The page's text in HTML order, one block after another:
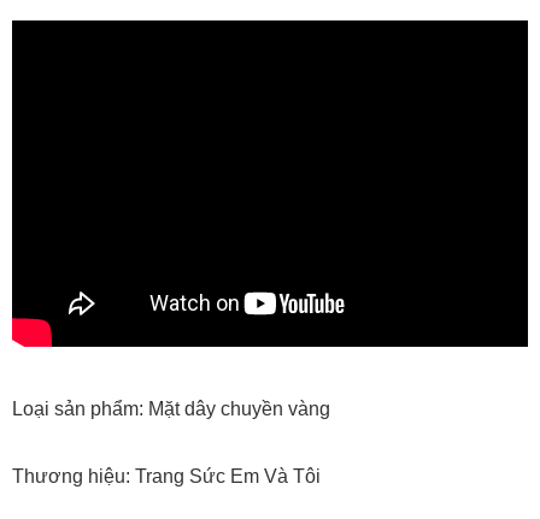
Loại sản phẩm: Mặt dây chuyền vàng
Thương hiệu: Trang Sức Em Và Tôi